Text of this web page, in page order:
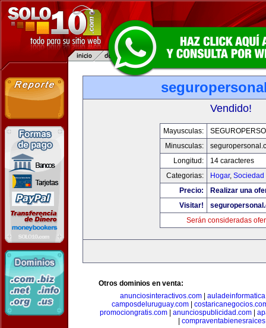
Vendido!
Mayusculas:
Minusculas:
Longitud:
14 caracteres
Categorias:
Hogar, Sociedad
Precio:
Realizar una
Visitar!
Serán consideradas
Otros dominios en venta:
anunciosinteractivos.com|
camposdeluruguay.com|
promociongratis.com
anunciospublicidad.com